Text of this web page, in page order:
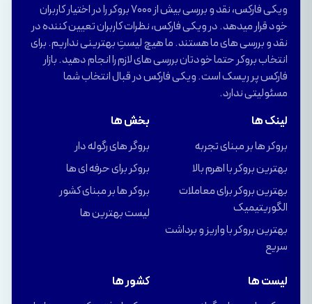
ویکی فارکس، نقد و بررسی بیش از 7000 بروکر را در اختیار کاربران
خود قرار میدهد. در ویکی فارکس، نظرات کاربران تعیین کننده در
نقد و بررسی های ما هستند. ما هیچ لیستِ بهترینی نداریم. برای
انتخاب بروکر حتما خودتان بررسی های لازم را انجام دهید. بازار
فارکس پر ریسک است. ویکی فارکس در قبال انتخاب شما
مسئولیتی ندارد.
لینک ها
بروکر ها بر مبنای تجربه
بهترین بروکر با اهرم بالا
بهترین بروکر برای معاملات
الگوریتیمیک
بهترین بروکر با واریز و برداشت
سریع
بخش ها
بروگر های رگوله دار
بروکر برای حرفه ای ها
بروکر ها بر مبنای کشور
لیست بهترین ها
لیست ها
کشور ها